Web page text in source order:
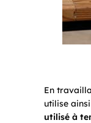
En
utilise
utilisé à